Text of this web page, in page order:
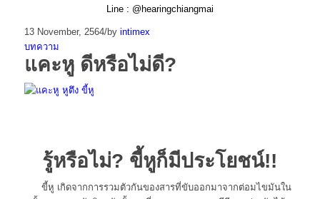
Line : @hearingchiangmai
13 November, 2564/by intimex
บทความ
แคะหู ดีหรือไม่ดี?
รู้หรือไม่? ขี้หูก็มีประโยชน์!!
ขี้หู เกิดจากการรวมตัวกันของสารที่ขับออกมาจากต่อมไขมันใน